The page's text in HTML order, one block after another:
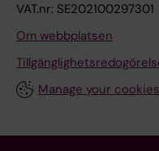
VAT.nr: SE202100297301
Om webbplatsen
Manage your cookies